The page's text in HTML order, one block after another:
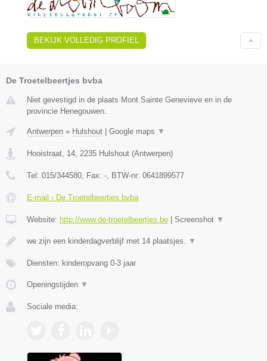
BEKIJK VOLLEDIG PROFIEL
De Troetelbeertjes bvba
Niet gevestigd in de plaats Mont Sainte Genevieve en in de
provincie Henegouwen.
Antwerpen » Hulshout Google maps ▼
Hooistraat, 14 2235 Hulshout (Antwerpen)
Tel: 015/344580 , Fax: - , BTW-nr: 0641899577
E-mail › De Troetelbeertjes bvba
Website: http://www.de-troetelbeertjes.be Screenshot ▼
we zijn een kinderdagverblijf met 14 plaatsjes. ▼
Diensten: kinderopvang 0-3 jaar
Openingstijden ▼
Sociale media: